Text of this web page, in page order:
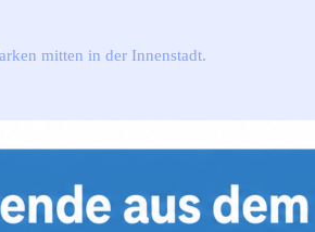
mitten in der Innenstadt.